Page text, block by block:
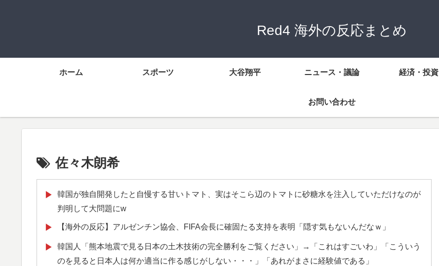
Red4 海外の反応まとめ
ホーム スポーツ 大谷翔平 ニュース・議論 経済・投資
お問い合わせ
佐々木朗希
▶
韓国が独自開発したと自慢する甘いトマト、実はそこら辺のトマトに砂糖水を注入していただけなのが
判明して大問題にw
▶ 【海外の反応】アルゼンチン協会、FIFA会長に確固たる支持を表明「隠す気もないんだなｗ」
▶
韓国人「熊本地震で見る日本の土木技術の完全勝利をご覧ください」→「これはすごいわ」「こういう
のを見ると日本人は何か適当に作る感じがしない・・・」「あれがまさに経験値である」